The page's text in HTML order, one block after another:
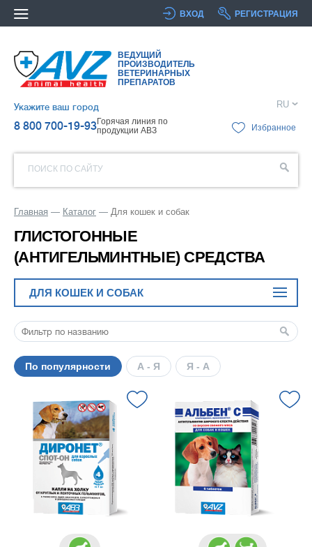
ВХОД РЕГИСТРАЦИЯ
ВЕДУЩИЙ
ПРОИЗВОДИТЕЛЬ
ВЕТЕРИНАРНЫХ
ПРЕПАРАТОВ
Укажите ваш город
8 800 700-19-93Горячая линия по
продукции АВЗ
RU
Избранное
ПОИСК ПО САЙТУ
Главная Каталог Для кошек и собак
ГЛИСТОГОННЫЕ
(АНТИГЕЛЬМИНТНЫЕ) СРЕДСТВА
ДЛЯ КОШЕК И СОБАК
По популярности А - Я Я - А